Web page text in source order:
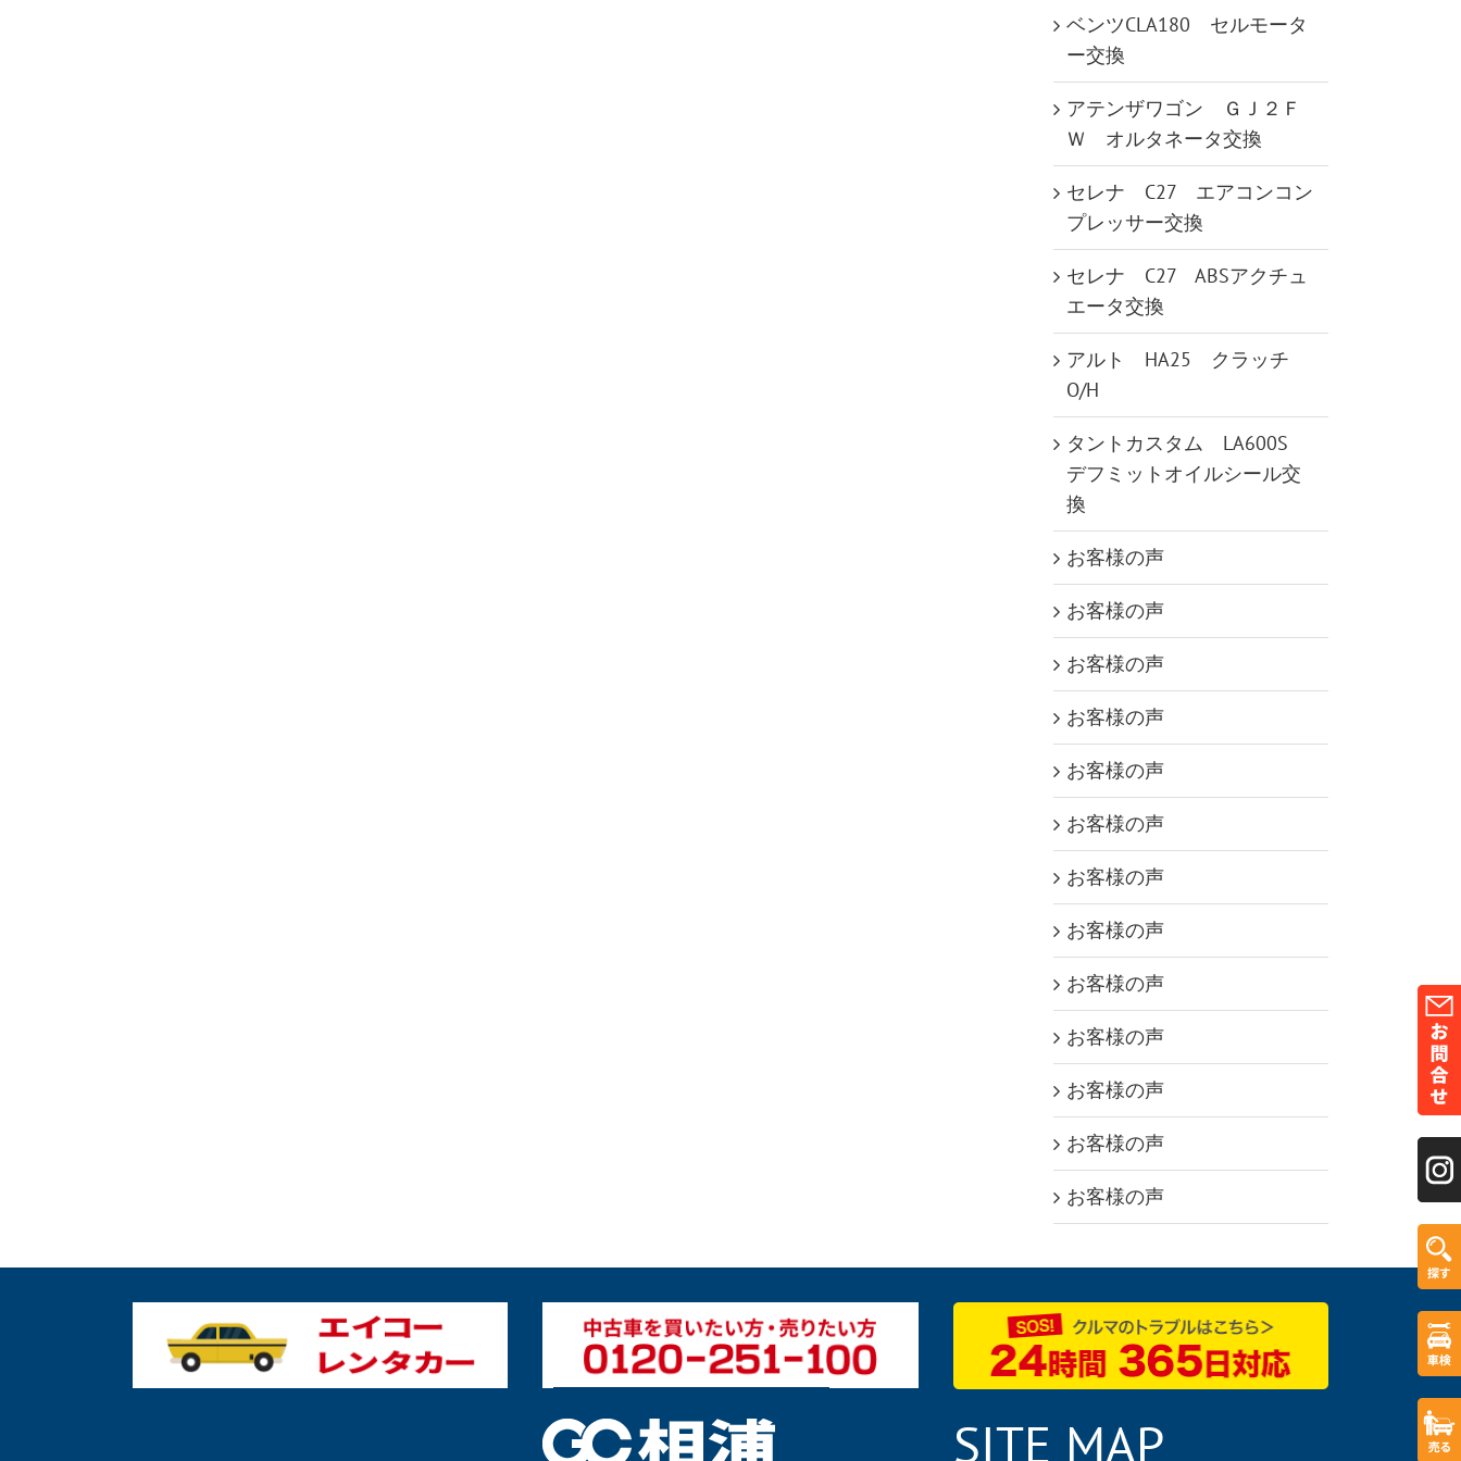
ベンツCLA180 セルモータ
ー交換
アテンザワゴン ＧＪ２Ｆ
Ｗ オルタネータ交換
セレナ C27 エアコンコン
プレッサー交換
セレナ C27 ABSアクチュ
エータ交換
アルト HA25 クラッチ
O/H
タントカスタム LA600S
デフミットオイルシール交
換
お客様の声
お客様の声
お客様の声
お客様の声
お客様の声
お客様の声
お客様の声
お客様の声
お客様の声
お客様の声
お客様の声
お客様の声
お客様の声
SITE MAP